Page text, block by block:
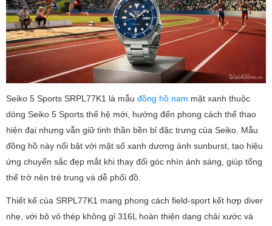
Seiko 5 Sports SRPL77K1 là mẫu đồng hồ nam mặt xanh thuộc
dòng Seiko 5 Sports thế hệ mới, hướng đến phong cách thể thao
hiện đại nhưng vẫn giữ tinh thần bền bỉ đặc trưng của Seiko. Mẫu
đồng hồ này nổi bật với mặt số xanh dương ánh sunburst, tạo hiệu
ứng chuyển sắc đẹp mắt khi thay đổi góc nhìn ánh sáng, giúp tổng
thể trở nên trẻ trung và dễ phối đồ.
Thiết kế của SRPL77K1 mang phong cách field-sport kết hợp diver
nhẹ, với bộ vỏ thép không gỉ 316L hoàn thiện dạng chải xước và